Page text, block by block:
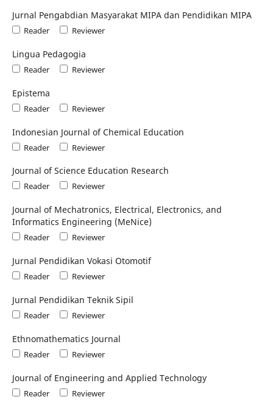
Jurnal Pengabdian Masyarakat MIPA dan Pendidikan MIPA
Reader Reviewer
Lingua Pedagogia
Reader Reviewer
Epistema
Reader Reviewer
Indonesian Journal of Chemical Education
Reader Reviewer
Journal of Science Education Research
Reader Reviewer
Journal of Mechatronics, Electrical, Electronics, and
Informatics Engineering (MeNice)
Reader Reviewer
Jurnal Pendidikan Vokasi Otomotif
Reader Reviewer
Jurnal Pendidikan Teknik Sipil
Reader Reviewer
Ethnomathematics Journal
Reader Reviewer
Journal of Engineering and Applied Technology
Reader Reviewer